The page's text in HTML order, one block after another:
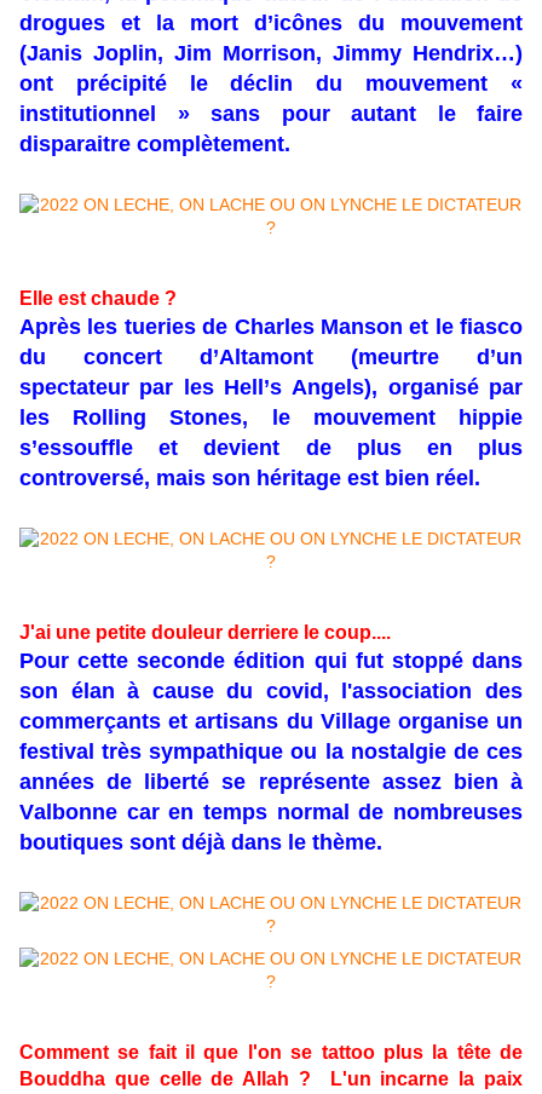
drogues et la mort d’icônes du mouvement
(Janis Joplin, Jim Morrison, Jimmy Hendrix…)
ont précipité le déclin du mouvement «
institutionnel » sans pour autant le faire
disparaitre complètement.
Elle est chaude ?
Après les tueries de Charles Manson et le fiasco
du concert d’Altamont (meurtre d’un
spectateur par les Hell’s Angels), organisé par
les Rolling Stones, le mouvement hippie
s’essouffle et devient de plus en plus
controversé, mais son héritage est bien réel.
J'ai une petite douleur derriere le coup....
Pour cette seconde édition qui fut stoppé dans
son élan à cause du covid, l'association des
commerçants et artisans du Village organise un
festival très sympathique ou la nostalgie de ces
années de liberté se représente assez bien à
Valbonne car en temps normal de nombreuses
boutiques sont déjà dans le thème.
Comment se fait il que l'on se tattoo plus la tête de
Bouddha que celle de Allah ? L'un incarne la paix